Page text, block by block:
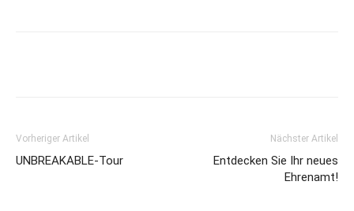
Vorheriger Artikel
UNBREAKABLE-Tour
Nächster Artikel
Entdecken Sie Ihr neues
Ehrenamt!